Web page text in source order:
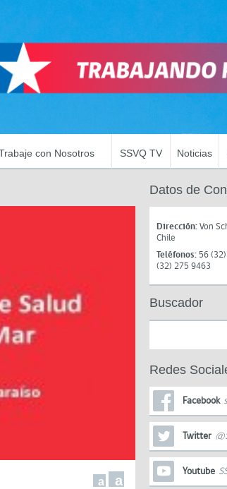
con Nosotros SSVQ TV Noticias
a a
Datos de
Dirección:Von
Chile
Teléfonos: 56
(32) 275 9463
Buscador
Redes
Facebook
Twitter
Youtube